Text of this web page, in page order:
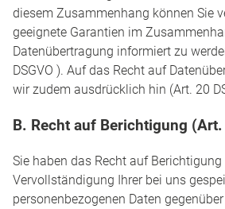
diesem Zusammenhang können Sie
geeignete Garantien im
Datenübertragung informiert zu
DSGVO ). Auf das Recht auf
wir zudem ausdrücklich hin (Art. 20
B. Recht auf Berichtigung (Art.
Sie haben das Recht auf
Vervollständigung Ihrer bei uns
personenbezogenen Daten